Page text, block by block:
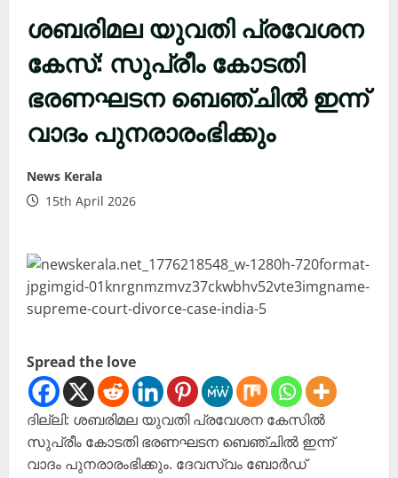
ശബരിമല യുവതി പ്രവേശന
കേസ്: സുപ്രീം കോടതി
ഭരണഘടന ബെഞ്ചിൽ ഇന്ന്
വാദം പുനരാരംഭിക്കും
News Kerala
15th April 2026
Spread the love
ദില്ലി: ശബരിമല യുവതി പ്രവേശന കേസിൽ
സുപ്രീം കോടതി ഭരണഘടന ബെഞ്ചിൽ ഇന്ന്
വാദം പുനരാരംഭിക്കും. ദേവസ്വം ബോർഡ്